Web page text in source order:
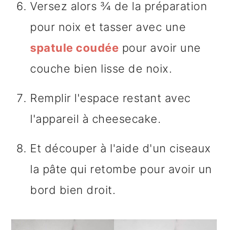
Versez alors ¾ de la préparation
pour noix et tasser avec une
spatule coudée pour avoir une
couche bien lisse de noix.
Remplir l'espace restant avec
l'appareil à cheesecake.
Et découper à l'aide d'un ciseaux
la pâte qui retombe pour avoir un
bord bien droit.